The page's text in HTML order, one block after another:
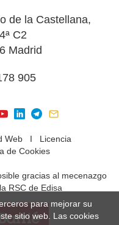
de la Castellana,
C2
Madrid
905
WebI Licencia
de Cookies
gracias al mecenazgo
RSC de Edisa
para mejorar su
sitio web. Las cookies